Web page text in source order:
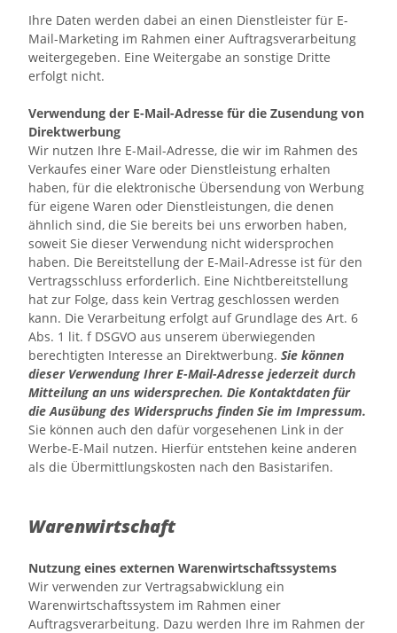
Ihre Daten werden dabei an einen Dienstleister für E-
Mail-Marketing im Rahmen einer Auftragsverarbeitung
weitergegeben. Eine Weitergabe an sonstige Dritte
erfolgt nicht.
Verwendung der E-Mail-Adresse für die Zusendung von
Direktwerbung
Wir nutzen Ihre E-Mail-Adresse, die wir im Rahmen des
Verkaufes einer Ware oder Dienstleistung erhalten
haben, für die elektronische Übersendung von Werbung
für eigene Waren oder Dienstleistungen, die denen
ähnlich sind, die Sie bereits bei uns erworben haben,
soweit Sie dieser Verwendung nicht widersprochen
haben. Die Bereitstellung der E-Mail-Adresse ist für den
Vertragsschluss erforderlich. Eine Nichtbereitstellung
hat zur Folge, dass kein Vertrag geschlossen werden
kann. Die Verarbeitung erfolgt auf Grundlage des Art. 6
Abs. 1 lit. f DSGVO aus unserem überwiegenden
berechtigten Interesse an Direktwerbung. Sie können
dieser Verwendung Ihrer E-Mail-Adresse jederzeit durch
Mitteilung an uns widersprechen. Die Kontaktdaten für
die Ausübung des Widerspruchs finden Sie im Impressum.
Sie können auch den dafür vorgesehenen Link in der
Werbe-E-Mail nutzen. Hierfür entstehen keine anderen
als die Übermittlungskosten nach den Basistarifen.
Warenwirtschaft
Nutzung eines externen Warenwirtschaftssystems
Wir verwenden zur Vertragsabwicklung ein
Warenwirtschaftssystem im Rahmen einer
Auftragsverarbeitung. Dazu werden Ihre im Rahmen der